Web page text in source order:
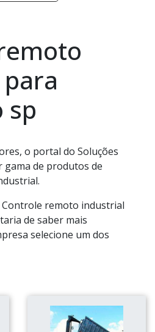
sp
o portal do Soluções
de produtos de
remoto industrial
de saber mais
selecione um dos